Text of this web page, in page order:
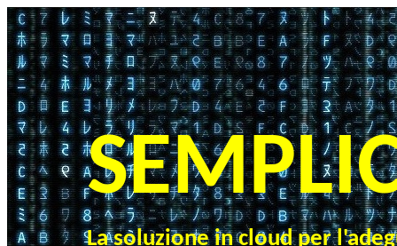
La soluzione in cloud per